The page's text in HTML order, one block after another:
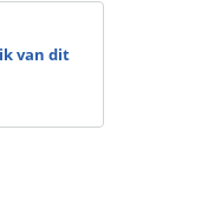
van dit